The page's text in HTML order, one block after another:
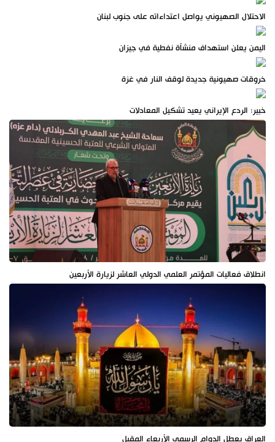
الاحتلال الصهيوني يواصل اعتداءاته على جنوب لبنان
اليمن يعلن استهداف منشأة نفطية في جيزان
خروقات صهيونية جديدة لوقف النار في غزة
خبير: الردع الإيراني يعيد تشكيل المعادلات
انطلاق فعاليات المؤتمر العلمي الدولي العاشر لزيارة الأربعين
العراق يعطل الدوام الرسمي الأربعاء المقبل